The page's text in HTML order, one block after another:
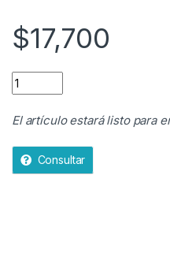
$17,700
banda japan quantity
El artículo estará listo para
Consultar